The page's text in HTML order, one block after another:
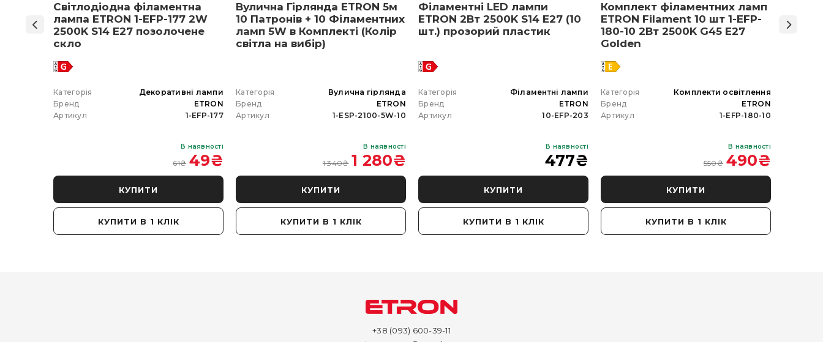
Світлодіодна філаментна
лампа ETRON 1-EFP-177 2W
2500K S14 E27 позолочене
скло
Категорія
Декоративні лампи
Бренд
ETRON
Артикул
1-EFP-177
В наявності
61₴ 49₴
КУПИТИ
КУПИТИ В 1 КЛІК
Вулична Гірлянда ETRON 5м
10 Патронів + 10 Філаментних
ламп 5W в Комплекті (Колір
світла на вибір)
Категорія
Вулична гірлянда
Бренд
ETRON
Артикул
1-ESP-2100-5W-10
В наявності
1 340₴ 1 280₴
КУПИТИ
КУПИТИ В 1 КЛІК
Філаментні LED лампи
ETRON 2Вт 2500K S14 E27 (10
шт.) прозорий пластик
Категорія
Філаментні лампи
Бренд
ETRON
Артикул
10-EFP-203
В наявності
477₴
КУПИТИ
КУПИТИ В 1 КЛІК
Комплект філаментних ламп
ETRON Filament 10 шт 1-EFP-
180-10 2Вт 2500K G45 E27
Golden
Категорія
Комплекти освітлення
Бренд
ETRON
Артикул
1-EFP-180-10
В наявності
550₴ 490₴
КУПИТИ
КУПИТИ В 1 КЛІК
48 Вт
+38 (093) 600-39-11